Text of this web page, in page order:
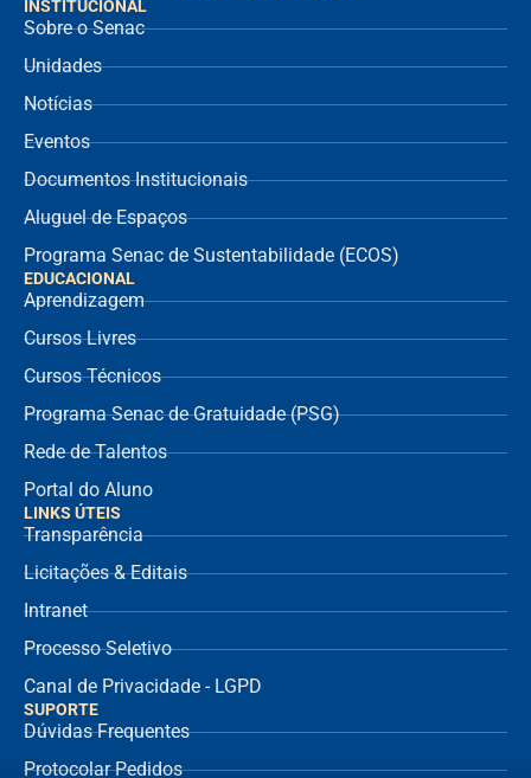
INSTITUCIONAL
Sobre o Senac
Unidades
Notícias
Eventos
Documentos Institucionais
Aluguel de Espaços
Programa Senac de Sustentabilidade (ECOS)
EDUCACIONAL
Aprendizagem
Cursos Livres
Cursos Técnicos
Programa Senac de Gratuidade (PSG)
Rede de Talentos
Portal do Aluno
LINKS ÚTEIS
Transparência
Licitações & Editais
Intranet
Processo Seletivo
Canal de Privacidade - LGPD
SUPORTE
Dúvidas Frequentes
Protocolar Pedidos